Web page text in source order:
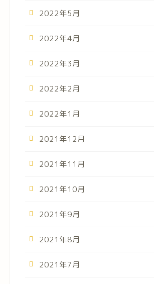
スパイス料理 ラタトゥイユ
2022年5月
2022年4月
2022年3月
2022年2月
2022年1月
2021年12月
2021年11月
2021年10月
2021年9月
2021年8月
2021年7月